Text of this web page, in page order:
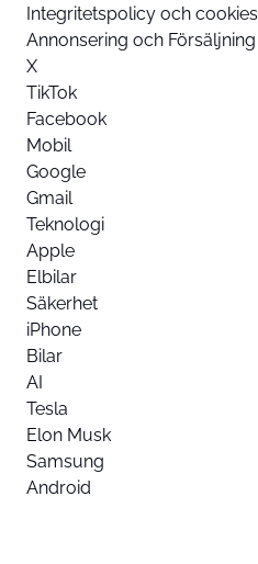
Integritetspolicy och cookies
Annonsering och Försäljning
X
TikTok
Facebook
Mobil
Google
Gmail
Teknologi
Apple
Elbilar
Säkerhet
iPhone
Bilar
AI
Tesla
Elon Musk
Samsung
Android